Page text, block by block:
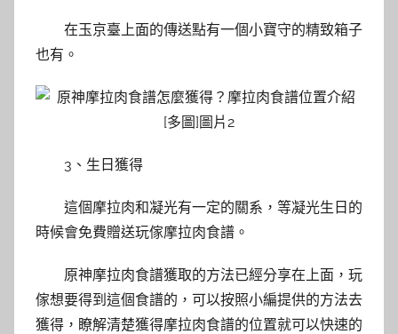
在玉京臺上面的傳送點有一個小寶守的精致箱子
也有。
3、生日獲得
這個摩拉肉和凝光有一定的關系，等凝光生日的
時候會免費贈送玩傢摩拉肉食譜。
原神摩拉肉食譜獲取的方法已經分享在上面，玩
傢想要得到這個食譜的，可以按照小編提供的方法去
獲得，瞭解清楚獲得摩拉肉食譜的位置就可以快速的